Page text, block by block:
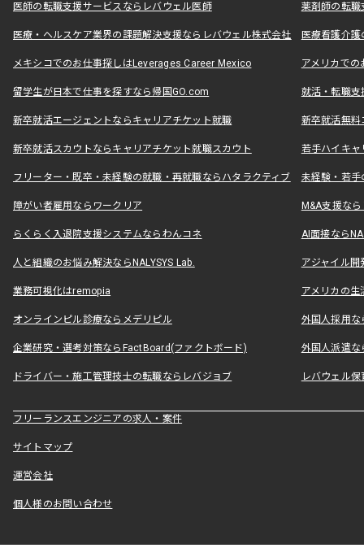
医師の転職支援サービスならレバウェル医師 薬剤師の転
医療・ヘルスケア業界の課題解決支援ならレバウェル株式会社 医療看護介
メキシコでのお仕事探しはLeverages Career Mexico アメリカで
留学生が日本で仕事を探すなら帰国GO.com 就活・転職
新卒就活エージェントならキャリアチケット就職 新卒就活無料
新卒就活スカウトならキャリアチケット就職スカウト 若手ハイキ
フリーター・既卒・未経験の就職・再就職ならハタラクティブ 未経験・若手
障がい者雇用ならワークリア M&A支援な
らくらく入退院支援システムならわんコネ AI面接なら
人と組織のお悩み解決ならNALYSYS Lab. アジャイル
業務可視化はremopia アメリカの
オンラインピル診療ならメデリピル 外国人採用
企業研究・選考対策ならFactBoard(ファクトボード) 外国人派遣な
ドライバー・施工管理技士の転職ならレバジョブ レバウェル
フリーランスエンジニアの求人・案件
サイトマップ
運営会社
個人様のお問い合わせ